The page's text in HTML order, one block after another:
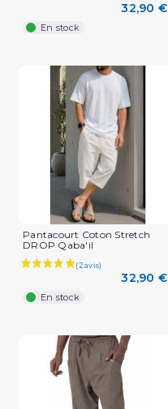
32,90 €
En stock
Pantacourt Coton Stretch
DROP Qaba'il
32,90 €
En stock